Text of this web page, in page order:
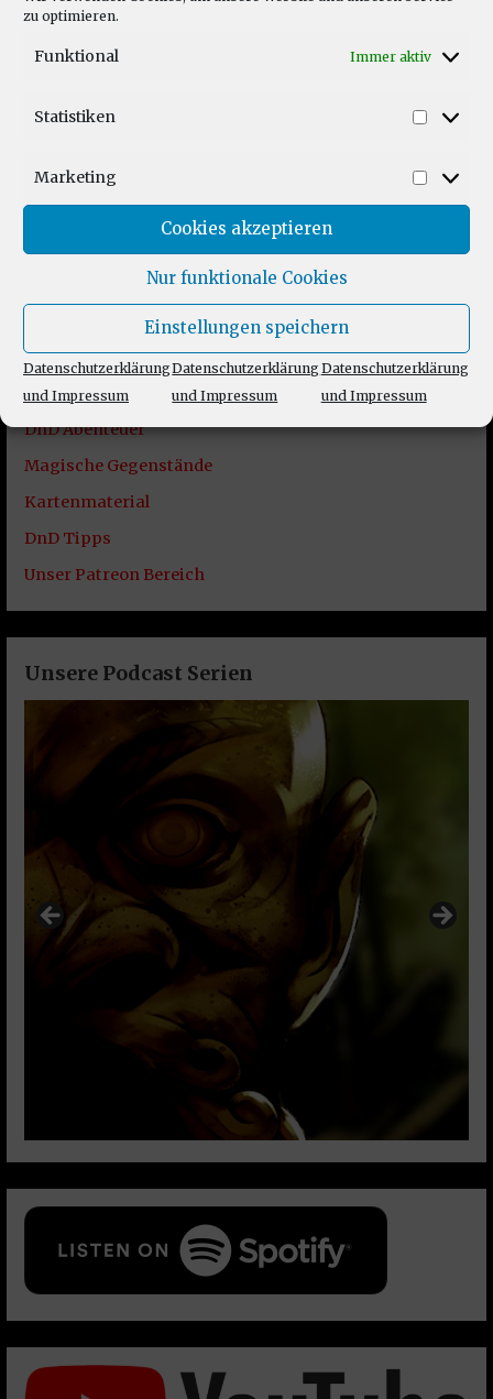
zu optimieren.
Funktional Immer aktiv
Statistiken
Marketing
Cookies akzeptieren
Nur funktionale Cookies
Einstellungen speichern
Datenschutzerklärung
und Impressum
Datenschutzerklärung
und Impressum
Datenschutzerklärung
und Impressum
Unsere Themen
Vorsicht Feuerball DnD Podcast
Über den Podcast
DnD Abenteuer
Magische Gegenstände
Kartenmaterial
DnD Tipps
Unser Patreon Bereich
Unsere Podcast Serien